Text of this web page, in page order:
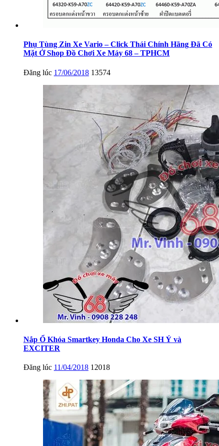
Phụ Tùng Zin Xe Vario – Click Thái Chính Hãng Đã Có
Mặt Ở Shop Đồ Chơi Xe Máy 68 – TPHCM
Đăng lúc 17/06/2018 13574
Nắp Ổ Khóa Smartkey Honda Cho Xe SH Ý và
EXCITER
Đăng lúc 11/04/2018 12018